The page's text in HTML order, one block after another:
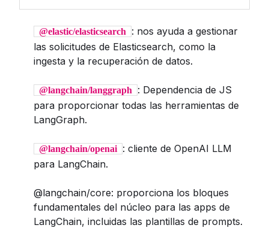
@elastic/elasticsearch
: nos ayuda a gestionar
las solicitudes de Elasticsearch, como la
ingesta y la recuperación de datos.
@langchain/langgraph
: Dependencia de JS
para proporcionar todas las herramientas de
LangGraph.
@langchain/openai : cliente de OpenAI LLM
para LangChain.
@langchain/core: proporciona los bloques
fundamentales del núcleo para las apps de
LangChain, incluidas las plantillas de prompts.